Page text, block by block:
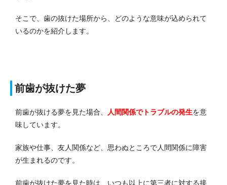
そこで、歯の抜けた場所から、どのような意味が込められて
いるのかを紹介します。
前歯が抜けた夢
前歯が抜ける夢を見た場合、 人間関係でトラブルの発生を意
味しています。
家族や仕事、友人関係など、思わぬところで人間関係に障害
が生まれるのです。
前歯が抜けた夢を見た時は、いつも以上に第三者に対する接